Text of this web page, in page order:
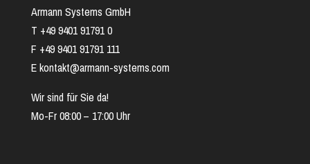
Armann Systems GmbH
T +49 9401 91791 0
F +49 9401 91791 111
E kontakt@armann-systems.com
Wir sind für Sie da!
Mo-Fr 08:00 – 17:00 Uhr